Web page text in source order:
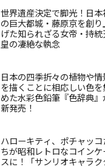
世界遺産決定で脚光！日本
の巨大都城・藤原京を創り
げた知られざる女帝・持統
皇の凄絶な執念
日本の四季折々の植物や情
を描くことに相応しい色を
めた水彩色鉛筆『色辞典』
新発売！
ハローキティ、ポチャッコ
ちが昭和レトロなコインケ
スに！「サンリオキャラク